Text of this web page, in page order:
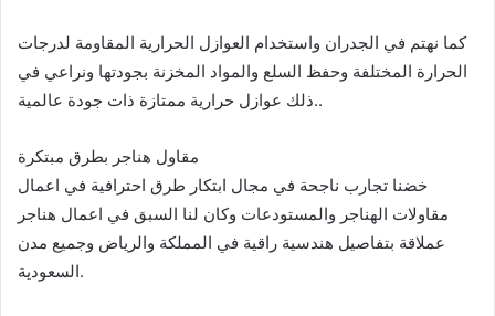
كما نهتم في الجدران واستخدام العوازل الحرارية المقاومة لدرجات
الحرارة المختلفة وحفظ السلع والمواد المخزنة بجودتها ونراعي في
ذلك عوازل حرارية ممتازة ذات جودة عالمية..
مقاول هناجر بطرق مبتكرة
خضنا تجارب ناجحة في مجال ابتكار طرق احترافية في اعمال
مقاولات الهناجر والمستودعات وكان لنا السبق في اعمال هناجر
عملاقة بتفاصيل هندسية راقية في المملكة والرياض وجميع مدن
السعودية.